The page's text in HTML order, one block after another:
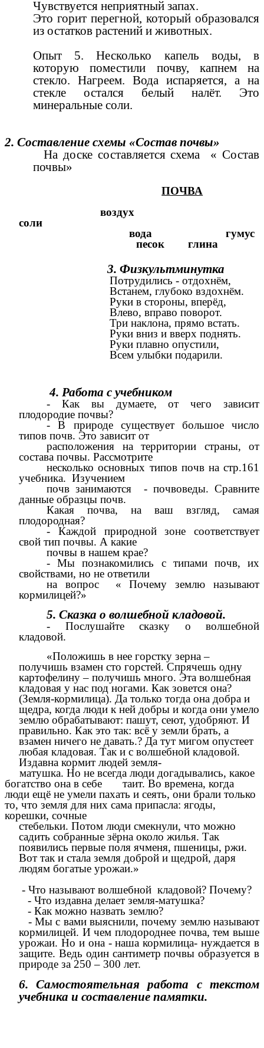
Чувствуется неприятный запах.
Это горит перегной, который образовался
из остатков растений и животных.
Опыт 5. Несколько капель воды, в
которую поместили почву, капнем на
стекло. Нагреем. Вода испаряется, а на
стекле остался белый налёт. Это
минеральные соли.
2. Составление схемы «Состав почвы»
На доске составляется схема « Состав
почвы»
ПОЧВА
воздух
соли
вода гумус
песок глина
3. Физкультминутка
Потрудились - отдохнём,
Встанем, глубоко вздохнём.
Руки в стороны, вперёд,
Влево, вправо поворот.
Три наклона, прямо встать.
Руки вниз и вверх поднять.
Руки плавно опустили,
Всем улыбки подарили.
4. Работа с учебником
- Как вы думаете, от чего зависит
плодородие почвы?
- В природе существует большое число
типов почв. Это зависит от
расположения на территории страны, от
состава почвы. Рассмотрите
несколько основных типов почв на стр.161
учебника. Изучением
почв занимаются - почвоведы. Сравните
данные образцы почв.
Какая почва, на ваш взгляд, самая
плодородная?
- Каждой природной зоне соответствует
свой тип почвы. А какие
почвы в нашем крае?
- Мы познакомились с типами почв, их
свойствами, но не ответили
на вопрос « Почему землю называют
кормилицей?»
5. Сказка о волшебной кладовой.
- Послушайте сказку о волшебной
кладовой.
«Положишь в нее горстку зерна –
получишь взамен сто горстей. Спрячешь одну
картофелину – получишь много. Эта волшебная
кладовая у нас под ногами. Как зовется она?
(Земля-кормилица). Да только тогда она добра и
щедра, когда люди к ней добры и когда они умело
землю обрабатывают: пашут, сеют, удобряют. И
правильно. Как это так: всё у земли брать, а
взамен ничего не давать.? Да тут мигом опустеет
любая кладовая. Так и с волшебной кладовой.
Издавна кормит людей земля-
матушка. Но не всегда люди догадывались, какое
богатство она в себе таит. Во времена, когда
люди ещё не умели пахать и сеять, они брали только
то, что земля для них сама припасла: ягоды,
корешки, сочные
стебельки. Потом люди смекнули, что можно
садить собранные зёрна около жилья. Так
появились первые поля ячменя, пшеницы, ржи.
Вот так и стала земля доброй и щедрой, даря
людям богатые урожаи.»
- Что называют волшебной кладовой? Почему?
- Что издавна делает земля-матушка?
- Как можно назвать землю?
- Мы с вами выяснили, почему землю называют
кормилицей. И чем плодороднее почва, тем выше
урожаи. Но и она - наша кормилица- нуждается в
защите. Ведь один сантиметр почвы образуется в
природе за 250 – 300 лет.
6. Самостоятельная работа с текстом
учебника и составление памятки.